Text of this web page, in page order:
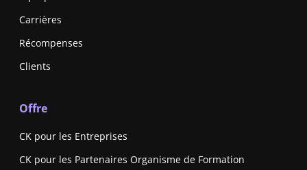
Carrières
Récompenses
Clients
Offre
CK pour les Entreprises
CK pour les Partenaires Organisme de Formation